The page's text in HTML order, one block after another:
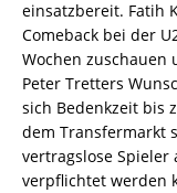
einsatzbereit. Fatih
Comeback bei der
Wochen zuschauen
Peter Tretters
sich Bedenkzeit bis
dem Transfermarkt
vertragslose Spieler
verpflichtet werden